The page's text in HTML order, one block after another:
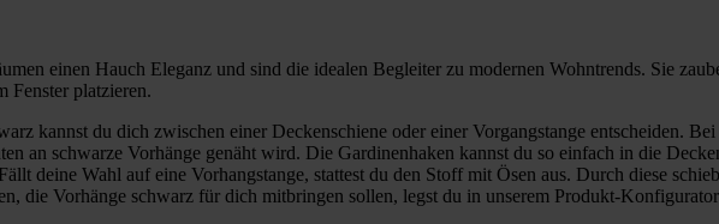
einen Hauch Eleganz und sind die idealen Begleiter zu modernen Wohntrends. Sie
Fenster platzieren.
kannst du dich zwischen einer Deckenschiene oder einer Vorgangstange entscheiden.
an schwarze Vorhänge genäht wird. Die Gardinenhaken kannst du so einfach in die
deine Wahl auf eine Vorhangstange, stattest du den Stoff mit Ösen aus. Durch diese
die Vorhänge schwarz für dich mitbringen sollen, legst du in unserem Produkt-